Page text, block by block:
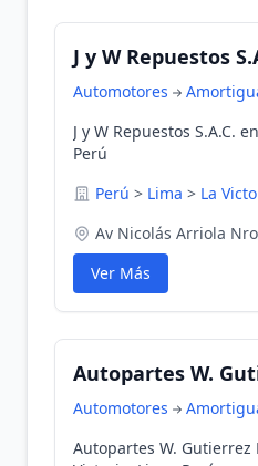
J y W Repuestos
Automotores
J y W Repuestos S.A.C.
Perú
Perú > Lima > La
Av Nicolás Arriola
Ver Más
Autopartes W.
Automotores
Autopartes W. Gutierrez